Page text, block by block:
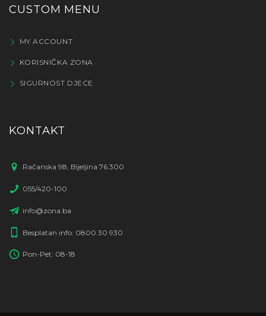
CUSTOM MENU
MY ACCOUNT
KORISNIČKA ZONA
SIGURNOST DJECE
KONTAKT
Račanska 98, Bijeljina 76.300
055/420-100
info@zona.ba
Besplatan info: 0800 30 930
Pon-Pet: 08-18